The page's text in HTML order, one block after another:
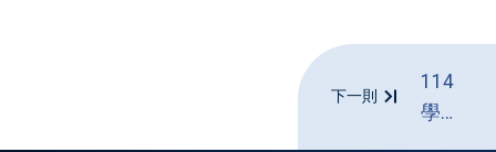
下一則
114
學年